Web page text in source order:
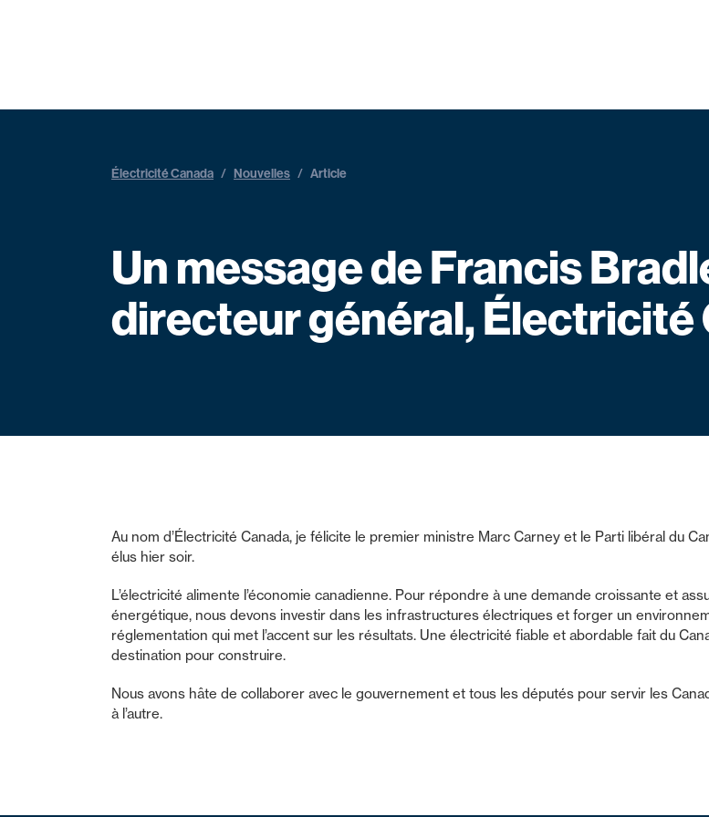
Électricité Canada / Nouvelles / Article
Un message de Francis
directeur général, Électricité
Au nom d’Électricité Canada, je félicite le premier ministre Marc Carney et le Parti libéral du
élus hier soir.
L’électricité alimente l’économie canadienne. Pour répondre à une demande croissante et
énergétique, nous devons investir dans les infrastructures électriques et forger un
réglementation qui met l’accent sur les résultats. Une électricité fiable et abordable fait du
destination pour construire.
Nous avons hâte de collaborer avec le gouvernement et tous les députés pour servir les
à l’autre.